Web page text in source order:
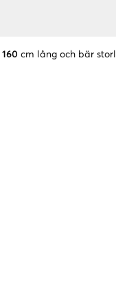
160 cm lång och bär